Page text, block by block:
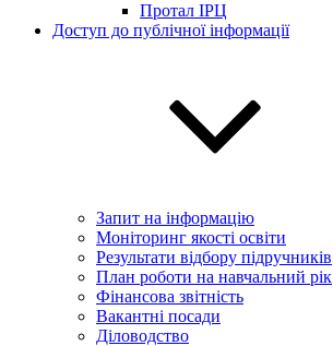
Протал ІРЦ
Доступ до публічної інформації
Запит на інформацію
Моніторинг якості освіти
Результати відбору підручників
План роботи на навчальний рік
Фінансова звітність
Вакантні посади
Діловодство